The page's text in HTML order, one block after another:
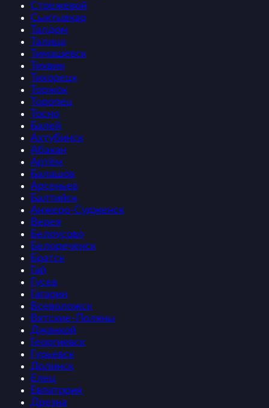
Стрежевой
Сыктывкар
Талдом
Талица
Тимашевск
Тихвин
Тихорецк
Торжок
Торопец
Тосно
Балей
Ахтубинск
Абакан
Артём
Балашов
Арсеньев
Балтийск
Анжеро-Судженск
Верея
Белоусово
Белореченск
Братск
Гай
Гусев
Гагарин
Всеволожск
Вятские-Поляны
Джанкой
Георгиевск
Гурьевск
Долинск
Елец
Евпатория
Дрезна